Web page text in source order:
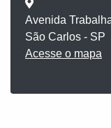
Avenida
São Carlos - SP
Acesse o mapa